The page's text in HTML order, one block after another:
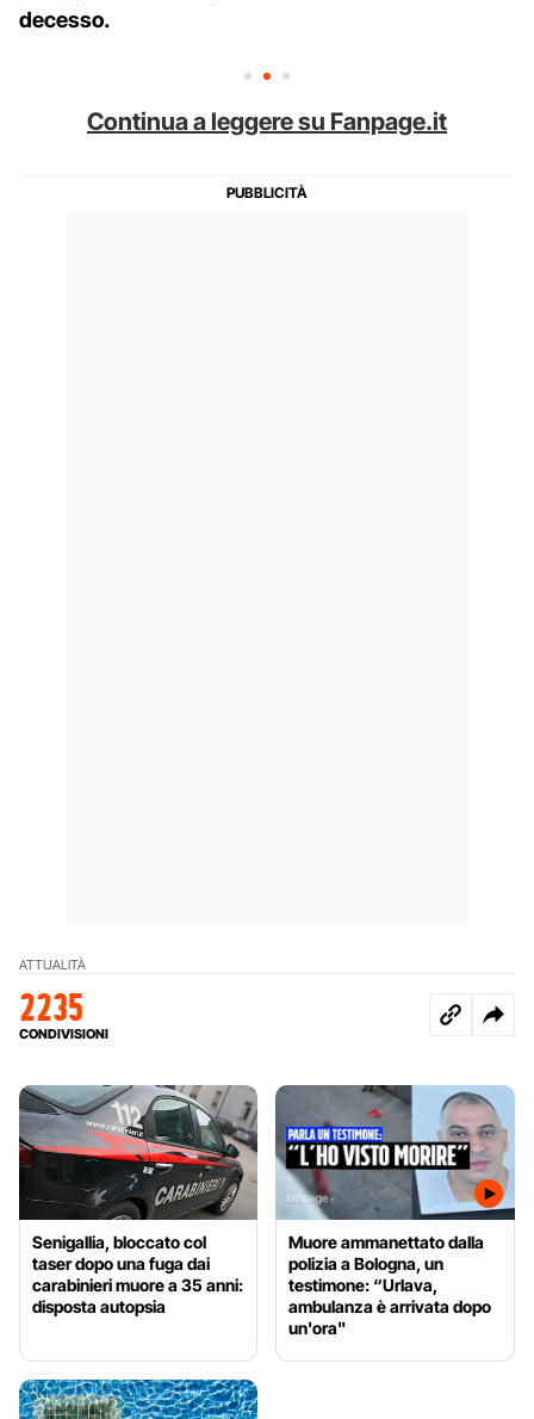
decesso.
Continua a leggere su Fanpage.it
ATTUALITÀ
2235
CONDIVISIONI
Senigallia, bloccato col
taser dopo una fuga dai
carabinieri muore a 35 anni:
disposta autopsia
Muore ammanettato dalla
polizia a Bologna, un
testimone: “Urlava,
ambulanza è arrivata dopo
un'ora"